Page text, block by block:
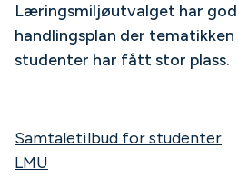
Læringsmiljøutvalget har
handlingsplan der tematikken
studenter har fått stor plass.
Samtaletilbud for studenter
LMU